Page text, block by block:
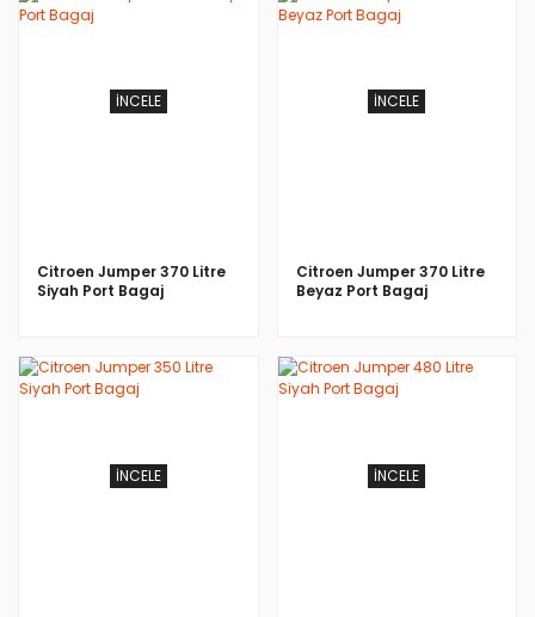
İNCELE
Citroen Jumper 370 Litre
Siyah Port Bagaj
İNCELE
Citroen Jumper 370 Litre
Beyaz Port Bagaj
İNCELE İNCELE